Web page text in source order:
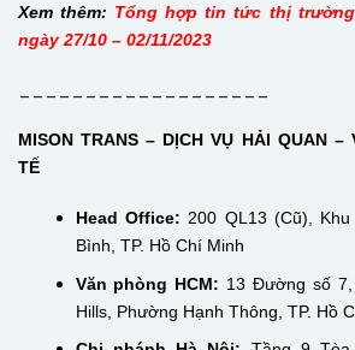
Xem thêm: Tổng hợp tin tức thị
ngày 27/10 – 02/11/2023​
MISON TRANS – DỊCH VỤ HẢI QUAN –
TẾ
Head Office: 200 QL13 (Cũ),
Bình, TP. Hồ Chí Minh
Văn phòng HCM: 13 Đường số 7,
Hills, Phường Hạnh Thông, TP. Hồ